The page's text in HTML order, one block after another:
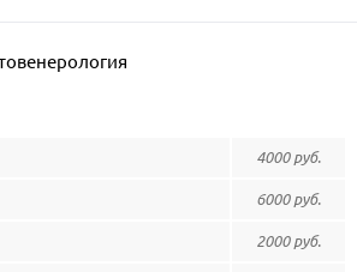
4000 руб.
6000 руб.
2000 руб.